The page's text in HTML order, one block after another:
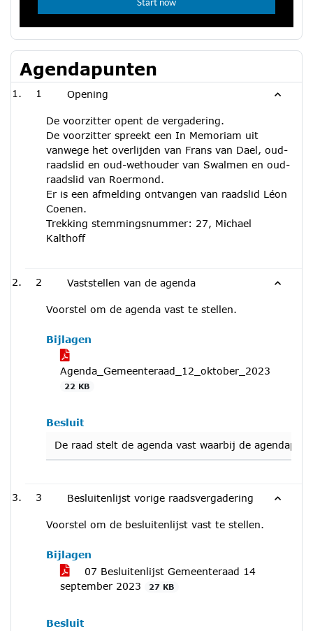
Agendapunten
1 Opening
De voorzitter opent de vergadering.
De voorzitter spreekt een In Memoriam uit
vanwege het overlijden van Frans van Dael, oud-
raadslid en oud-wethouder van Swalmen en oud-
raadslid van Roermond.
Er is een afmelding ontvangen van raadslid Léon
Coenen.
Trekking stemmingsnummer: 27, Michael
Kalthoff
2 Vaststellen van de agenda
Voorstel om de agenda vast te stellen.
Bijlagen
Agenda_Gemeenteraad_12_oktober_2023
22 KB
Besluit
De raad stelt de agenda vast waarbij de
3 Besluitenlijst vorige raadsvergadering
Voorstel om de besluitenlijst vast te stellen.
Bijlagen
07 Besluitenlijst Gemeenteraad 14
september 2023
27 KB
Besluit